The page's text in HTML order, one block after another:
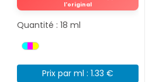
l'original
Quantité : 18 ml
Prix par ml : 1.33 €